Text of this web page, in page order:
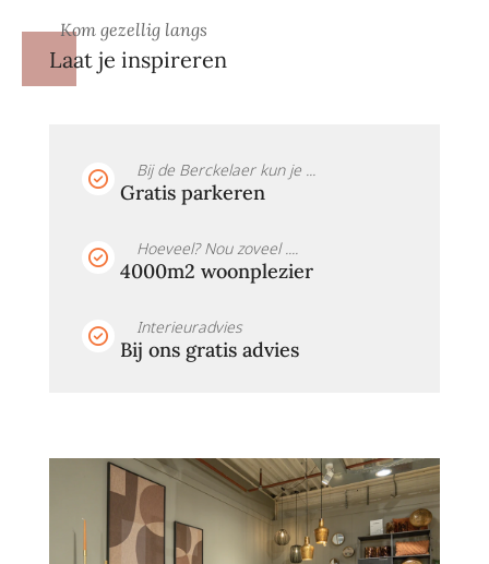
Kom gezellig langs
Laat je inspireren
Bij de Berckelaer kun je ...
Gratis parkeren
Hoeveel? Nou zoveel ....
4000m2 woonplezier
Interieuradvies
Bij ons gratis advies